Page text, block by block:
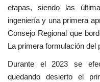
etapas, siendo las
ingeniería y una primera
Consejo Regional que
La primera formulación del
Durante el 2023 se
quedando desierto el